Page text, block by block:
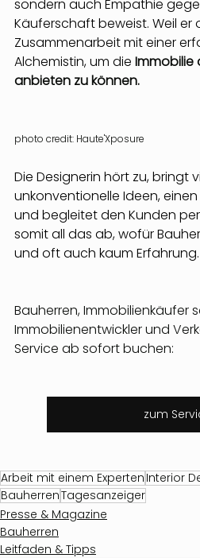
sondern auch Empathie
Käuferschaft beweist. Weil er
Zusammenarbeit mit einer
Alchemistin, um die Immobilie
anbieten zu können.
photo credit: Haute'Xposure
Die Designerin hört zu, bringt
unkonventionelle Ideen, einen
und begleitet den Kunden
somit all das ab, wofür
und oft auch kaum Erfahrung.
Bauherren, Immobilienkäufer
Immobilienentwickler und
Service ab sofort buchen:
zum
Arbeit mit einem Experten Interior
BauherrenTagesanzeiger
Presse & Magazine
Bauherren
Leitfaden & Tipps